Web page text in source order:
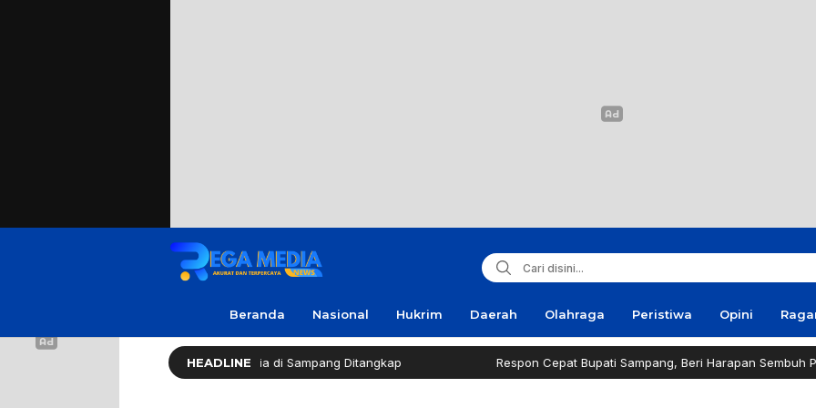
Beranda Nasional Hukrim Daerah Olahraga Peristiwa Opini
HEADLINE
Sekap Warga Soal Utang, 3 Pria di Sampang Ditangkap Respon Cepat Bupati Sampang, Beri Harapan Sembuh Pria